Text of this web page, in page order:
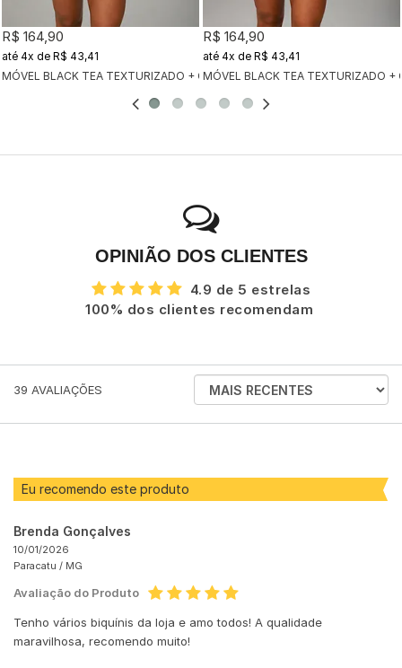
MÓVEL BLACK TEA TEXTURIZADO + CALCINHA CLÁSSICA BLACK TEA
R$ 164,90
4x de R$ 43,41
MÓVEL BLACK TEA TEXTURIZADO +
R$ 164,90
4x de R$ 43,41
OPINIÃO DOS CLIENTES
4.9 de 5 estrelas
100% dos clientes recomendam
39 AVALIAÇÕES
ORDENAR
AVALIAÇÕES
Eu recomendo este produto
Brenda Gonçalves
10/01/2026
Paracatu / MG
Avaliação do Produto
Tenho vários biquínis da loja e amo todos! A qualidade
maravilhosa, recomendo muito!